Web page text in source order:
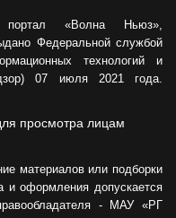
портал «Волна Ньюз»,
Федеральной службой
технологий и
07 июля 2021 года.
просмотра лицам
материалов или подборки
и оформления допускается
- МАУ «РГ